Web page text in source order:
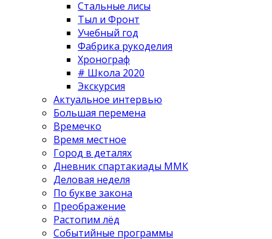
Стальные лисы
Тыл и Фронт
Учебный год
Фабрика рукоделия
Хронограф
# Школа 2020
Экскурсия
Актуальное интервью
Большая перемена
Времечко
Время местное
Город в деталях
Дневник спартакиады ММК
Деловая неделя
По букве закона
Преображение
Растопим лёд
Событийные программы